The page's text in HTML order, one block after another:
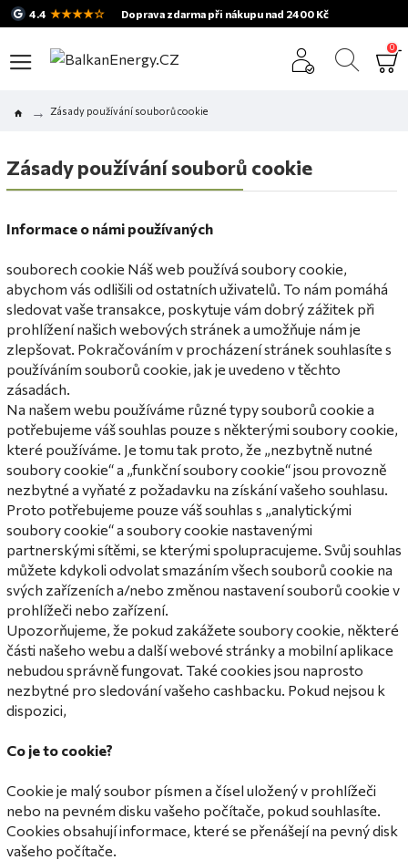
4.4 ★★★★☆ Doprava zdarma při nákupu nad 2400 Kč
0
Zásady používání souborů cookie
Zásady používání souborů cookie
Informace o námi používaných
souborech cookie Náš web používá soubory cookie,
abychom vás odlišili od ostatních uživatelů. To nám pomáhá
sledovat vaše transakce, poskytuje vám dobrý zážitek při
prohlížení našich webových stránek a umožňuje nám je
zlepšovat. Pokračováním v procházení stránek souhlasíte s
používáním souborů cookie, jak je uvedeno v těchto
zásadách.
Na našem webu používáme různé typy souborů cookie a
potřebujeme váš souhlas pouze s některými soubory cookie,
které používáme. Je tomu tak proto, že „nezbytně nutné
soubory cookie“ a „funkční soubory cookie“ jsou provozně
nezbytné a vyňaté z požadavku na získání vašeho souhlasu.
Proto potřebujeme pouze váš souhlas s „analytickými
soubory cookie“ a soubory cookie nastavenými
partnerskými sítěmi, se kterými spolupracujeme. Svůj souhlas
můžete kdykoli odvolat smazáním všech souborů cookie na
svých zařízeních a/nebo změnou nastavení souborů cookie v
prohlížeči nebo zařízení.
Upozorňujeme, že pokud zakážete soubory cookie, některé
části našeho webu a další webové stránky a mobilní aplikace
nebudou správně fungovat. Také cookies jsou naprosto
nezbytné pro sledování vašeho cashbacku. Pokud nejsou k
dispozici,
Co je to cookie?
Cookie je malý soubor písmen a čísel uložený v prohlížeči
nebo na pevném disku vašeho počítače, pokud souhlasíte.
Cookies obsahují informace, které se přenášejí na pevný disk
vašeho počítače.